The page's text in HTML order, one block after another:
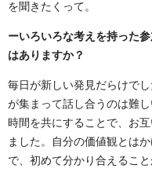
を聞きたくって。
ーいろいろな考えを持った
はありますか？
毎日が新しい発見だらけで
が集まって話し合うのは難
時間を共にすることで、お
ました。自分の価値観とは
で、初めて分かり合えるこ